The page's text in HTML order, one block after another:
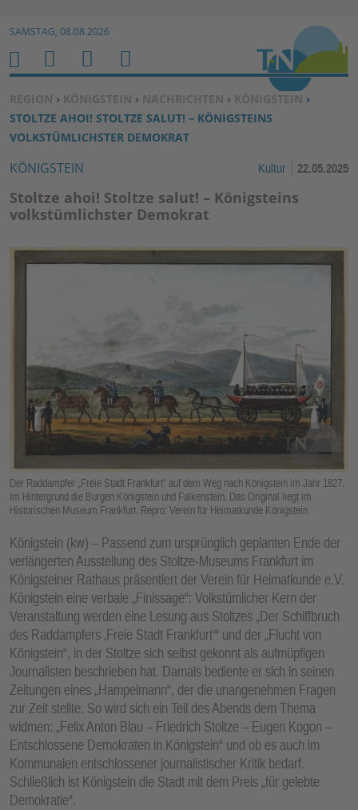
Zum Inhalt springen ↓
SAMSTAG, 08.08.2026
SIE BEFINDEN SICH HIER:
REGION › KÖNIGSTEIN › NACHRICHTEN › KÖNIGSTEIN ›
STOLTZE AHOI! STOLTZE SALUT! – KÖNIGSTEINS
VOLKSTÜMLICHSTER DEMOKRAT
KÖNIGSTEIN Kultur 22.05.2025
Stoltze ahoi! Stoltze salut! – Königsteins
volkstümlichster Demokrat
Der Raddampfer „Freie Stadt Frankfurt“ auf dem Weg nach Königstein im Jahr 1827.
Im Hintergrund die Burgen Königstein und Falkenstein. Das Original liegt im
Historischen Museum Frankfurt. Repro: Verein für Heimatkunde Königstein
Königstein (kw) – Passend zum ursprünglich geplanten Ende der
verlängerten Ausstellung des Stoltze-Museums Frankfurt im
Königsteiner Rathaus präsentiert der Verein für Heimatkunde e.V.
Königstein eine verbale „Finissage“: Volkstümlicher Kern der
Veranstaltung werden eine Lesung aus Stoltzes „Der Schiffbruch
des Raddampfers ‚Freie Stadt Frankfurt‘“ und der „Flucht von
Königstein“, in der Stoltze sich selbst gekonnt als aufmüpfigen
Journalisten beschrieben hat. Damals bediente er sich in seinen
Zeitungen eines „Hampelmann“, der die unangenehmen Fragen
zur Zeit stellte. So wird sich ein Teil des Abends dem Thema
widmen: „Felix Anton Blau – Friedrich Stoltze – Eugen Kogon –
Entschlossene Demokraten in Königstein“ und ob es auch im
Kommunalen entschlossener journalistischer Kritik bedarf.
Schließlich ist Königstein die Stadt mit dem Preis „für gelebte
Demokratie“.
H
O
M
E
M
E
N
U
S
U
C
H
E
N
B
E
N
U
E
R
U
N
E
N